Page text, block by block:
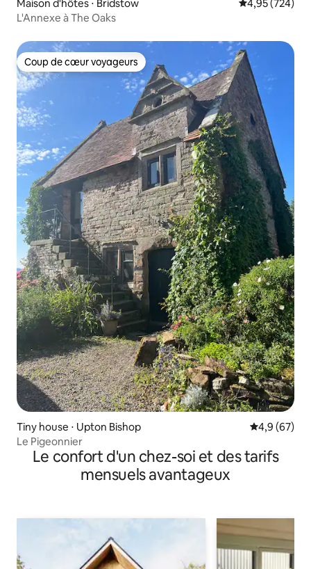
Maison d'hôtes ⋅ Bridstow Évaluation
4,95 (724)
L'Annexe à The Oaks
Coup de cœur voyageurs
Coup de cœur voyageurs
Tiny house ⋅ Upton Bishop Évaluation
4,9 (67)
Le Pigeonnier
Le confort d'un chez-soi et des tarifs
mensuels avantageux